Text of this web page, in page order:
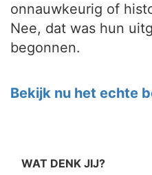
onnauwkeurig of
Nee, dat was hun
begonnen.
Bekijk nu het echte
WAT DENK JIJ?